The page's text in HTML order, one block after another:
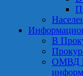
В
ОМВД